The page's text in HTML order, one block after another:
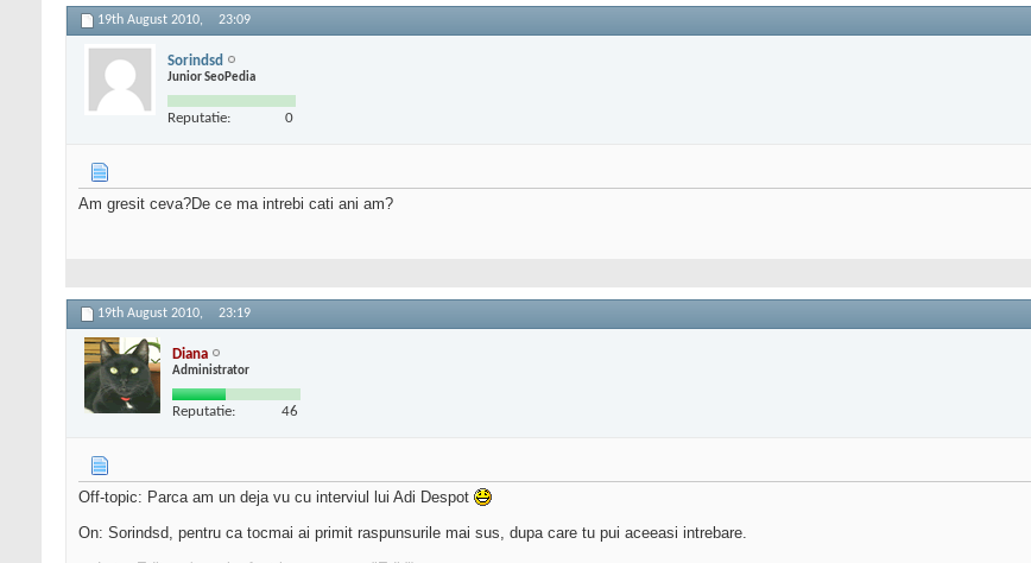
19th August 2010, 23:09
Sorindsd
Junior SeoPedia
Reputatie: 0
Am gresit ceva?De ce ma intrebi cati ani am?
19th August 2010, 23:19
Diana
Administrator
Reputatie: 46
Off-topic: Parca am un deja vu cu interviul lui Adi Despot
On: Sorindsd, pentru ca tocmai ai primit raspunsurile mai sus, dupa care tu pui aceeasi intrebare.